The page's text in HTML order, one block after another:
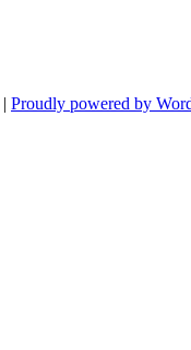
| Proudly powered by